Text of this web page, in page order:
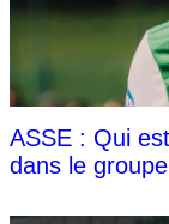
ASSE : Qui
dans le